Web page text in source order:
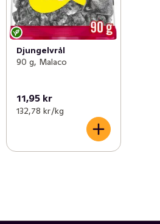
Djungelvrål
90 g, Malaco
11,95 kr
132,78 kr /kg